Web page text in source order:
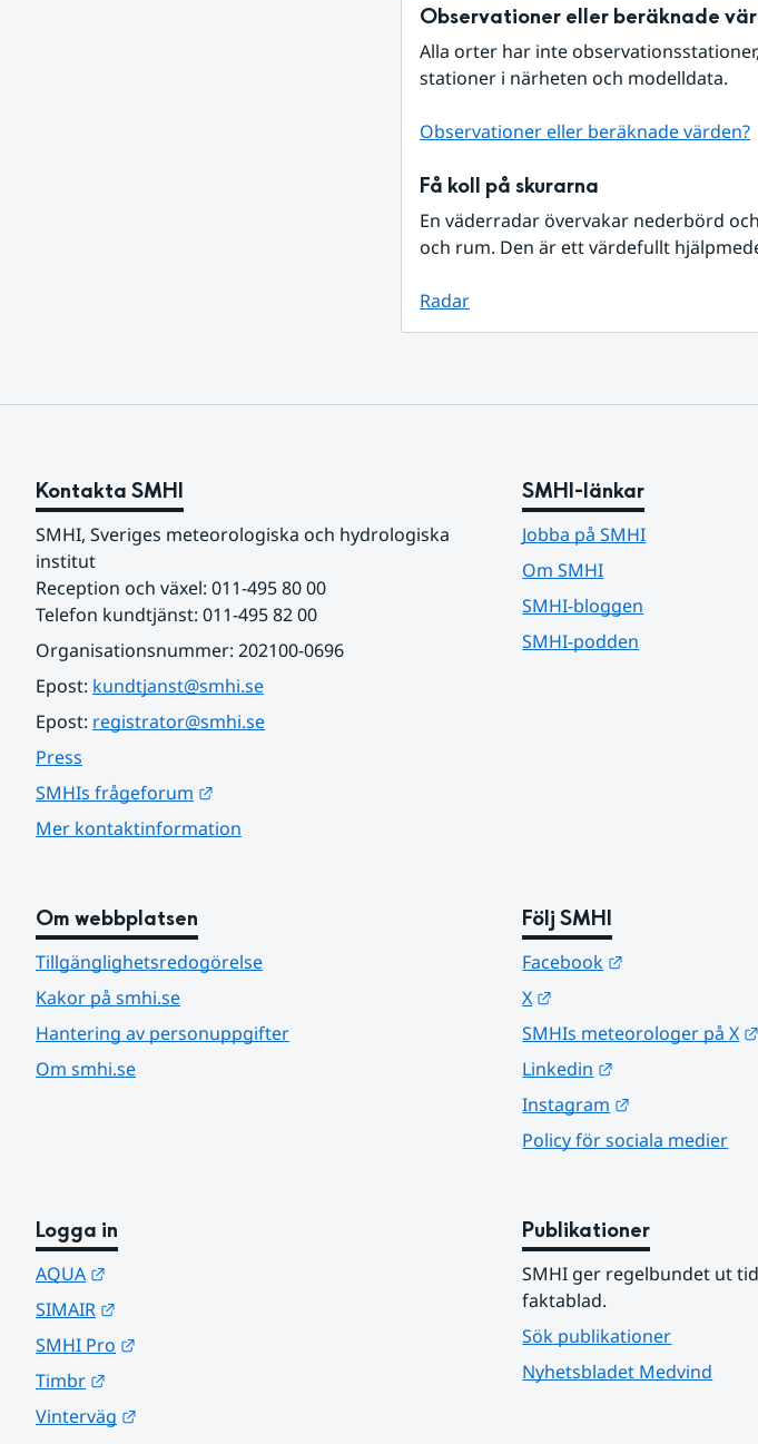
Observationer eller beräknade
Alla orter har inte
stationer i närheten och modelldata.
Observationer eller beräknade värden?
Få koll på skurarna
En väderradar övervakar nederbörd
och rum. Den är ett värdefullt
Radar
Kontakta SMHI
SMHI, Sveriges meteorologiska och hydrologiska
institut
Reception och växel: 011-495 80 00
Telefon kundtjänst: 011-495 82 00
Organisationsnummer: 202100-0696
Epost: kundtjanst@smhi.se
Epost: registrator@smhi.se
Press
SMHIs frågeforum
Mer kontaktinformation
SMHI-länkar
Jobba på SMHI
Om SMHI
SMHI-bloggen
SMHI-podden
Om webbplatsen
Tillgänglighetsredogörelse
Kakor på smhi.se
Hantering av personuppgifter
Om smhi.se
Följ SMHI
Facebook
X
SMHIs meteorologer på X
Linkedin
Instagram
Policy för sociala medier
Logga in
AQUA
SIMAIR
SMHI Pro
Timbr
Vinterväg
Publikationer
SMHI ger regelbundet ut
faktablad.
Sök publikationer
Nyhetsbladet Medvind